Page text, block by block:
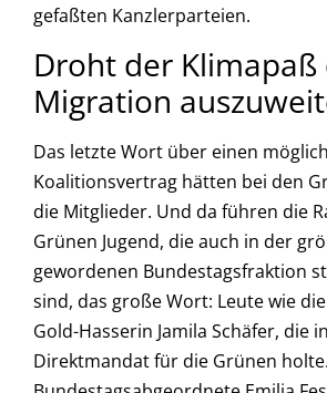
gefaßten Kanzlerparteien.
Droht der Klimapaß
Migration
Das letzte Wort über einen
Koalitionsvertrag hätten bei den
die Mitglieder. Und da führen die
Grünen Jugend, die auch in der
gewordenen Bundestagsfraktion
sind, das große Wort: Leute wie
Gold-Hasserin Jamila Schäfer, die
Direktmandat für die Grünen